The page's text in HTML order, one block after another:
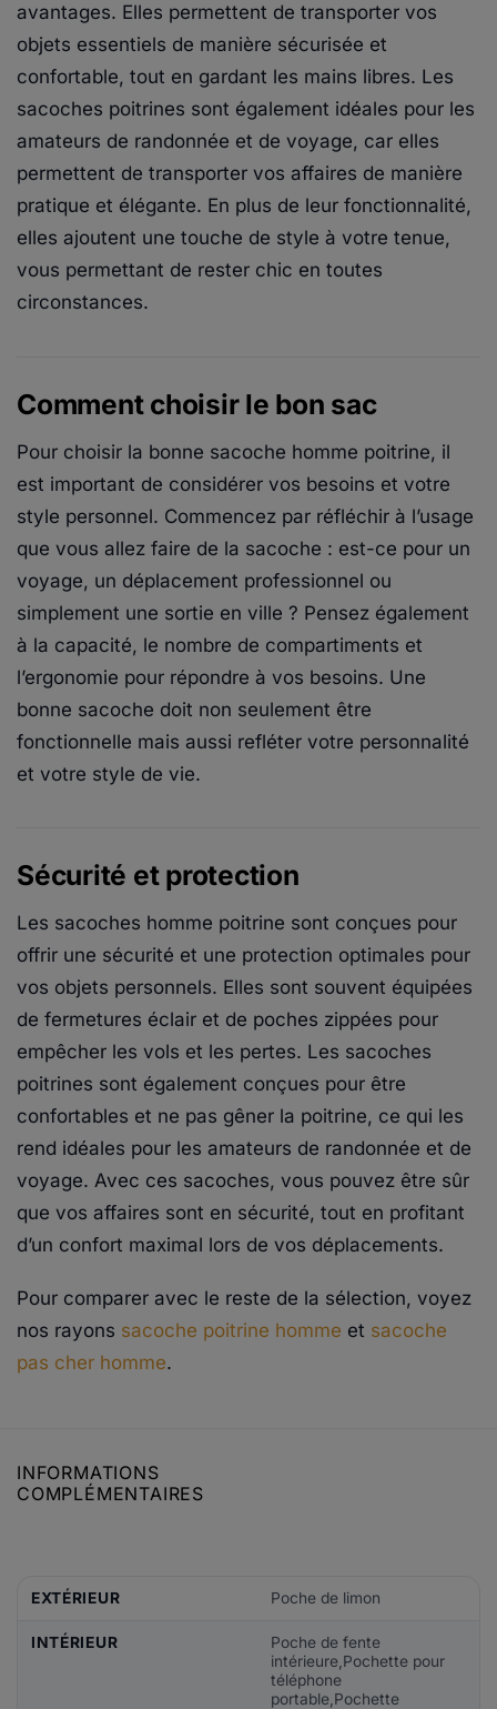
avantages. Elles permettent de transporter vos
objets essentiels de manière sécurisée et
confortable, tout en gardant les mains libres. Les
sacoches poitrines sont également idéales pour les
amateurs de randonnée et de voyage, car elles
permettent de transporter vos affaires de manière
pratique et élégante. En plus de leur fonctionnalité,
elles ajoutent une touche de style à votre tenue,
vous permettant de rester chic en toutes
circonstances.
Comment choisir le bon sac
Pour choisir la bonne sacoche homme poitrine, il
est important de considérer vos besoins et votre
style personnel. Commencez par réfléchir à l’usage
que vous allez faire de la sacoche : est-ce pour un
voyage, un déplacement professionnel ou
simplement une sortie en ville ? Pensez également
à la capacité, le nombre de compartiments et
l’ergonomie pour répondre à vos besoins. Une
bonne sacoche doit non seulement être
fonctionnelle mais aussi refléter votre personnalité
et votre style de vie.
Sécurité et protection
Les sacoches homme poitrine sont conçues pour
offrir une sécurité et une protection optimales pour
vos objets personnels. Elles sont souvent équipées
de fermetures éclair et de poches zippées pour
empêcher les vols et les pertes. Les sacoches
poitrines sont également conçues pour être
confortables et ne pas gêner la poitrine, ce qui les
rend idéales pour les amateurs de randonnée et de
voyage. Avec ces sacoches, vous pouvez être sûr
que vos affaires sont en sécurité, tout en profitant
d’un confort maximal lors de vos déplacements.
Pour comparer avec le reste de la sélection, voyez
nos rayons sacoche poitrine homme et sacoche
pas cher homme.
INFORMATIONS
COMPLÉMENTAIRES
EXTÉRIEUR Poche de limon
INTÉRIEUR
Poche de fente
intérieure,Pochette pour
téléphone
portable,Pochette